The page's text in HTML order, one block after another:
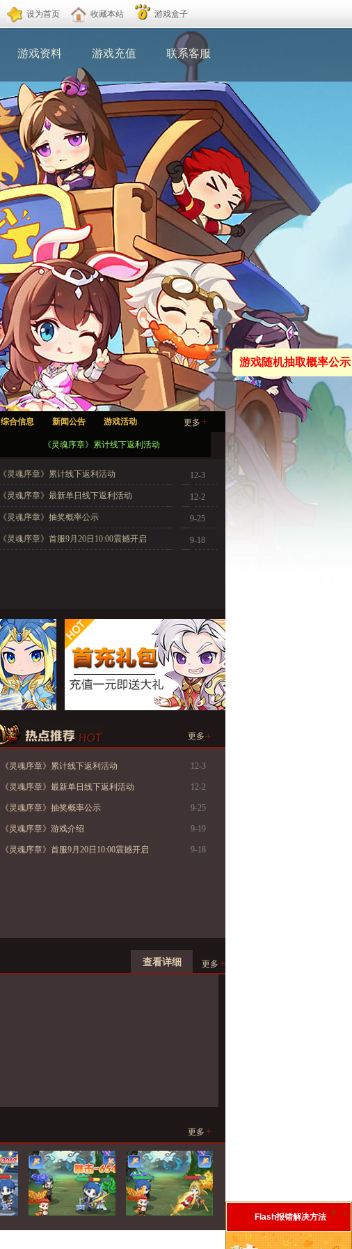
设为首页 收藏本站 游戏盒子
游戏资料 游戏充值 联系客服
综合信息 新闻公告 游戏活动 更多 +
《灵魂序章》累计线下返利活动
《灵魂序章》累计线下返利活动 12-3
《灵魂序章》最新单日线下返利活动 12-2
《灵魂序章》抽奖概率公示 9-25
《灵魂序章》首服9月20日10:00震撼开启 9-18
更多 +
《灵魂序章》累计线下返利活动 12-3
《灵魂序章》最新单日线下返利活动 12-2
《灵魂序章》抽奖概率公示 9-25
《灵魂序章》游戏介绍 9-19
《灵魂序章》首服9月20日10:00震撼开启 9-18
查看详细 更多 +
更多 +
0 r
Flash报错解决方法
游戏随机抽取概率公示